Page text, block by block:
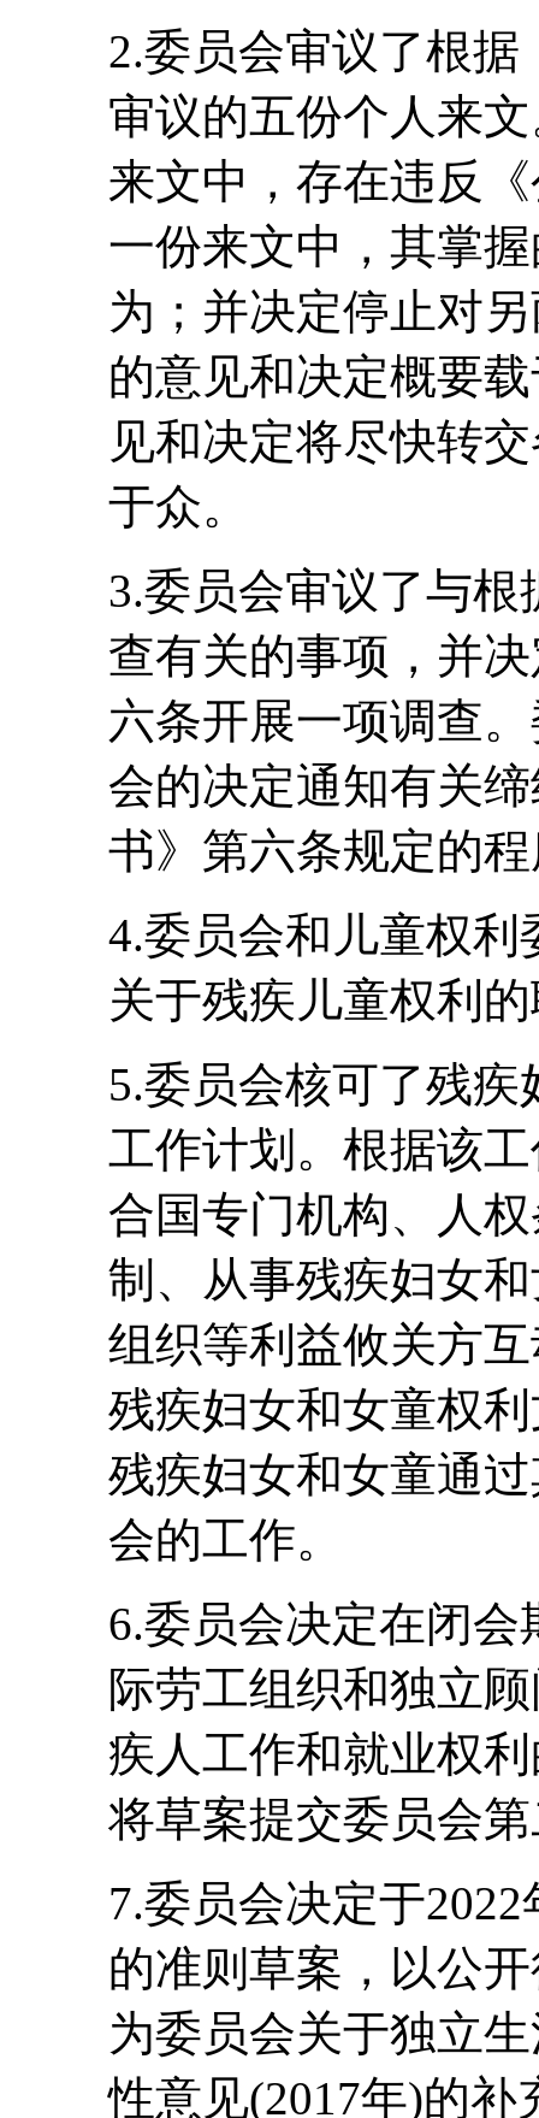
2.委员会审议了根
审议的五份个人来
来文中，存在违反
一份来文中，其掌
为；并决定停止对
的意见和决定概要
见和决定将尽快转
于众。
3.委员会审议了与
查有关的事项，并
六条开展一项调查
会的决定通知有关
书》第六条规定的
4.委员会和儿童权
关于残疾儿童权利
5.委员会核可了残
工作计划。根据该
合国专门机构、人
制、从事残疾妇女
组织等利益攸关方
残疾妇女和女童权
残疾妇女和女童通
会的工作。
6.委员会决定在闭
际劳工组织和独立
疾人工作和就业权
将草案提交委员会
7.委员会决定于
的准则草案，以公
为委员会关于独立
性意见(2017年)的